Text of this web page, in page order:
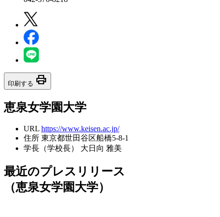
印刷する print
恵泉女学園大学
URL https://www.keisen.ac.jp/
住所 東京都世田谷区船橋5-8-1
学長（学校長）
大日向 雅美
最近のプレスリリース
（恵泉女学園大学）